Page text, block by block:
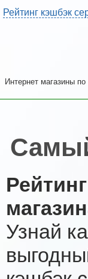
Рейтинг кэшбэк
Интернет магазины
Узнай